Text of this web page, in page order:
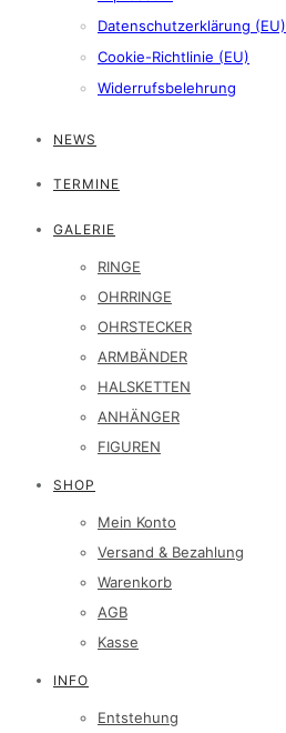
Datenschutzerklärung (EU)
Cookie-Richtlinie (EU)
Widerrufsbelehrung
NEWS
TERMINE
GALERIE
RINGE
OHRRINGE
OHRSTECKER
ARMBÄNDER
HALSKETTEN
ANHÄNGER
FIGUREN
SHOP
Mein Konto
Versand & Bezahlung
Warenkorb
AGB
Kasse
INFO
Entstehung